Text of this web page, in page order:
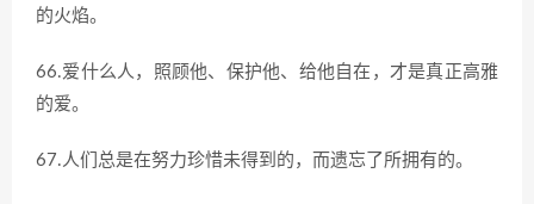
的火焰。
66.爱什么人，照顾他、保护他、给他自在，才是真正高雅
的爱。
67.人们总是在努力珍惜未得到的，而遗忘了所拥有的。